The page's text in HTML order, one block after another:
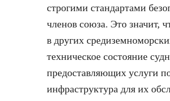
строгими стандартами
членов союза. Это значит,
в других
техническое состояние
предоставляющих услуги
инфраструктура для их